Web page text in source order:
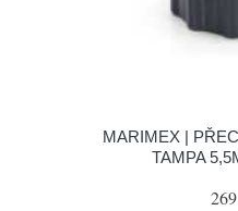
MARIMEX |
TAMPA